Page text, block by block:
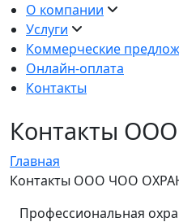
О компании
Услуги
Коммерческие
Онлайн-оплата
Контакты
Контакты
Главная
Контакты ООО ЧОО
Профессиональная